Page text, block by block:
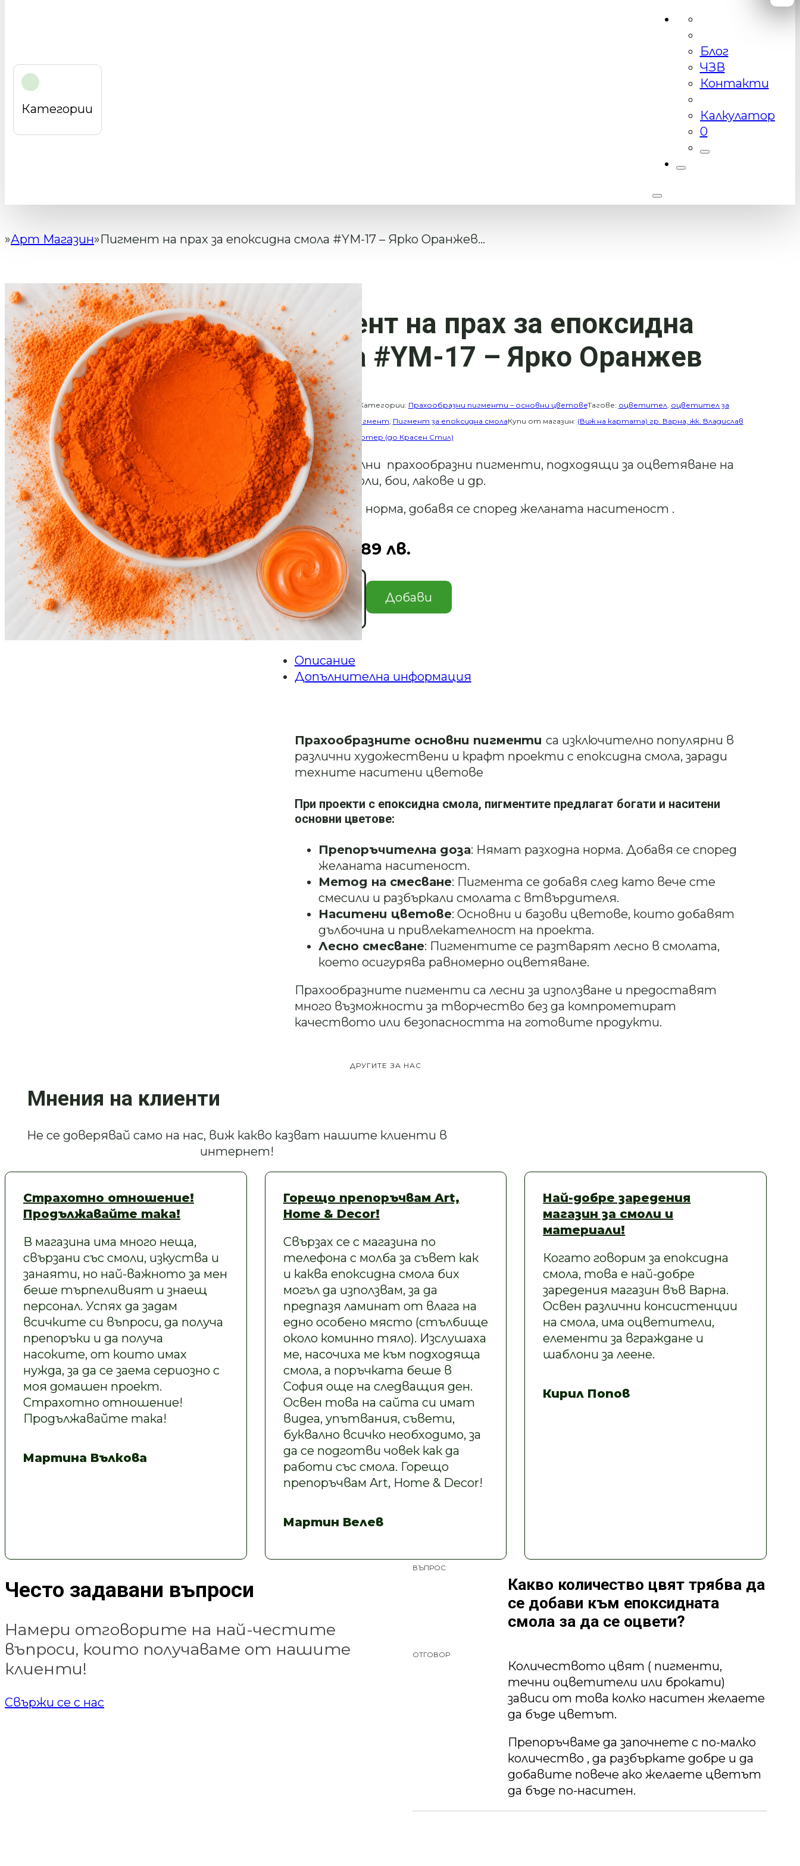
Категории
Блог
ЧЗВ
Контакти
Калкулатор
0
Пигмент на прах за епоксидна
смола #YM-17 – Ярко Оранжев
Каталожен номер: Категории: Прахообразни пигменти – основни цветовеТагове: оцветител, оцветител за
епоксидна смола
пигмент, Пигмент за епоксидна смолаКупи от магазин: (Виж на картата) гр. Варна, жк. Владислав
Варненчик, бл. 11, Партер (до Красен Стил)
Професионални прахообразни пигменти, подходящи за оцветяване на
различни смоли, бои, лакове и др.
Без разходна норма, добавя се според желаната наситеност .
2.50€/ 4.89 лв.
количество
за
Пигмент
на
за
епоксидна
смола
#YM-
Добави
Описание
Допълнителна информация
Прахообразните основни пигменти са изключително популярни в
различни художествени и крафт проекти с епоксидна смола, заради
техните наситени цветове
При проекти с епоксидна смола, пигментите предлагат богати и наситени
основни цветове:
Препоръчителна доза: Нямат разходна норма. Добавя се според
желаната наситеност.
Метод на смесване: Пигмента се добавя след като вече сте
смесили и разбъркали смолата с втвърдителя.
Наситени цветове: Основни и базови цветове, които добавят
дълбочина и привлекателност на проекта.
Лесно смесване: Пигментите се разтварят лесно в смолата,
което осигурява равномерно оцветяване.
Прахообразните пигменти са лесни за използване и предоставят
много възможности за творчество без да компрометират
качеството или безопасността на готовите продукти.
Начало
Арт Магазин Пигмент на прах за епоксидна смола #YM-17 – Ярко Оранжев...
ДРУГИТЕ ЗА НАС
Мнения на клиенти
Не се доверявай само на нас, виж какво казват нашите клиенти в
интернет!
Страхотно отношение!
Продължавайте така!
В магазина има много неща,
свързани със смоли, изкуства и
занаяти, но най-важното за мен
беше търпеливият и знаещ
персонал. Успях да задам
всичките си въпроси, да получа
препоръки и да получа
насоките, от които имах
нужда, за да се заема сериозно с
моя домашен проект.
Страхотно отношение!
Продължавайте така!
Мартина Вълкова
Горещо препоръчвам Art,
Home & Decor!
Свързах се с магазина по
телефона с молба за съвет как
и каква епоксидна смола бих
могъл да използвам, за да
предпазя ламинат от влага на
едно особено място (стълбище
около коминно тяло). Изслушаха
ме, насочиха ме към подходяща
смола, а поръчката беше в
София още на следващия ден.
Освен това на сайта си имат
видеа, упътвания, съвети,
буквално всичко необходимо, за
да се подготви човек как да
работи със смола. Горещо
препоръчвам Art, Home & Decor!
Мартин Велев
Най-добре заредения
магазин за смоли и
материали!
Когато говорим за епоксидна
смола, това е най-добре
заредения магазин във Варна.
Освен различни консистенции
на смола, има оцветители,
елементи за вграждане и
шаблони за леене.
Кирил Попов
Често задавани въпроси
Намери отговорите на най-честите
въпроси, които получаваме от нашите
клиенти!
Свържи се с нас
ВЪПРОС
Какво количество цвят трябва да
се добави към епоксидната
смола за да се оцвети?
ОТГОВОР
Количеството цвят ( пигменти,
течни оцветители или брокати)
зависи от това колко наситен желаете
да бъде цветът.
Препоръчваме да започнете с по-малко
количество , да разбъркате добре и да
добавите повече ако желаете цветът
да бъде по-наситен.